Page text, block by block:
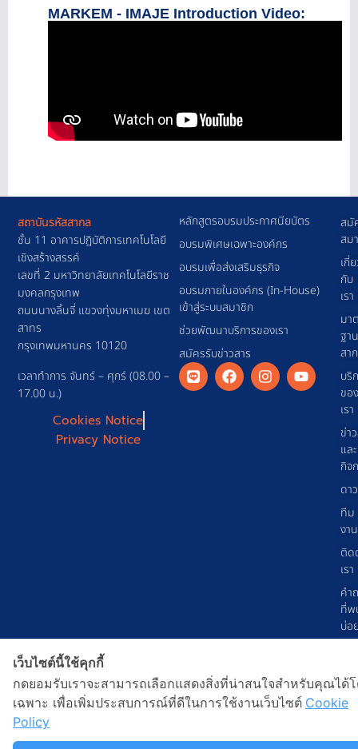
MARKEM - IMAJE Introduction Video:
สมั
สม
เกี่
กับ
เรา
มา
ฐาน
สา
บริ
ของ
เรา
ข่า
และ
กิจ
ดา
ทีม
งาน
ติด
เรา
คำ
ที่พ
บ่อ
หลักสูตรอบรมประกาศนียบัตร
อบรมพิเศษเฉพาะองค์กร
อบรมเพื่อส่งเสริมธุรกิจ
อบรมภายในองค์กร (In-House)
เข้าสู่ระบบสมาชิก
ช่วยพัฒนาบริการของเรา
สมัครรับข่าวสาร
สถาบันรหัสสากล
ชั้น 11 อาคารปฎิบัติการเทคโนโลยี
เชิงสร้างสรรค์
เลขที่ 2 มหาวิทยาลัยเทคโนโลยีราช
มงคลกรุงเทพ
ถนนนางลิ้นจี่ แขวงทุ่งมหาเมฆ เขต
สาทร
กรุงเทพมหานคร 10120
เวลาทำการ จันทร์ – ศุกร์ (08.00 –
17.00 น.)
Cookies Notice
Privacy Notice
© 2026 GS1 Thailand Copyright
เว็บไซต์นี้ใช้คุกกี้
กดยอมรับเราจะสามารถเลือกแสดงสิ่งที่น่าสนใจสำหรับคุณได้
เฉพาะ เพื่อเพิ่มประสบการณ์ที่ดีในการใช้งานเว็บไซต์ Cookie
Policy